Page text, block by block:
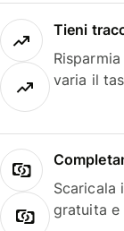
Tieni
varia il
Scaricala
gratuita e